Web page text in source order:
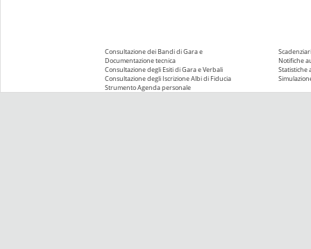
Consultazione dei Bandi di Gara e
Documentazione tecnica
Consultazione degli Esiti di Gara e Verbali
Consultazione degli Iscrizione Albi di Fiducia
Strumento Agenda personale
Notifiche
Statistiche